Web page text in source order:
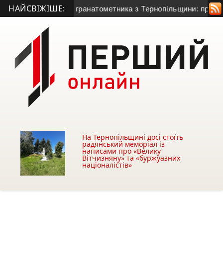
НАЙСВІЖІШЕ:
50-річного гранатометника з Тернопільщини: причина
На Тернопільщині досі стоїть
радянський меморіал із
написами про «Велику
Вітчизняну» та «буржуазних
націоналістів»